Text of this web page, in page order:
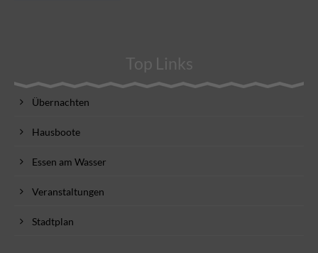
Top Links
Übernachten
Hausboote
Essen am Wasser
Veranstaltungen
Stadtplan